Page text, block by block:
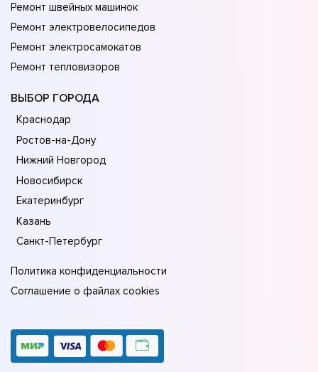
Ремонт швейных машинок
Ремонт электровелосипедов
Ремонт электросамокатов
Ремонт тепловизоров
ВЫБОР ГОРОДА
Краснодар
Ростов-на-Дону
Нижний Новгород
Новосибирск
Екатеринбург
Казань
Санкт-Петербург
Политика конфиденциальности
Соглашение о файлах cookies